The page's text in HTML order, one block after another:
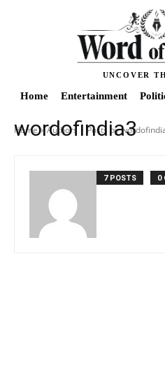
UNCOVER
Home Entertainment
Home Authors Posts by
wordofindia3
7 POSTS 0